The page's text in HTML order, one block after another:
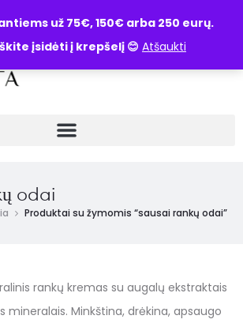
už 75€, 150€ arba 250 eurų.
įsidėti į krepšelį 😊 Atšaukti
odai
Produktai su žymomis “sausai rankų odai”
rankų kremas su augalų ekstraktais
mineralais. Minkština, drėkina, apsaugo